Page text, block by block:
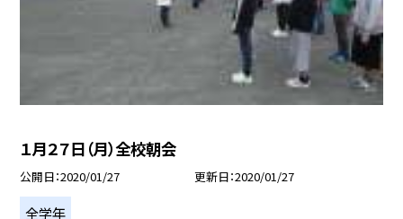
１月２７日（月）全校朝会
公開日 2020/01/27 更新日 2020/01/27
全学年